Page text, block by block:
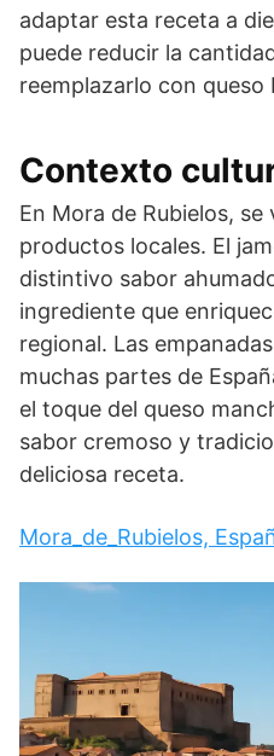
adaptar esta receta a
puede reducir la
reemplazarlo con queso
Contexto
En Mora de Rubielos,
productos locales. El
distintivo sabor
ingrediente que
regional. Las
muchas partes de
el toque del queso
sabor cremoso y
deliciosa receta.
Mora_de_Rubielos,